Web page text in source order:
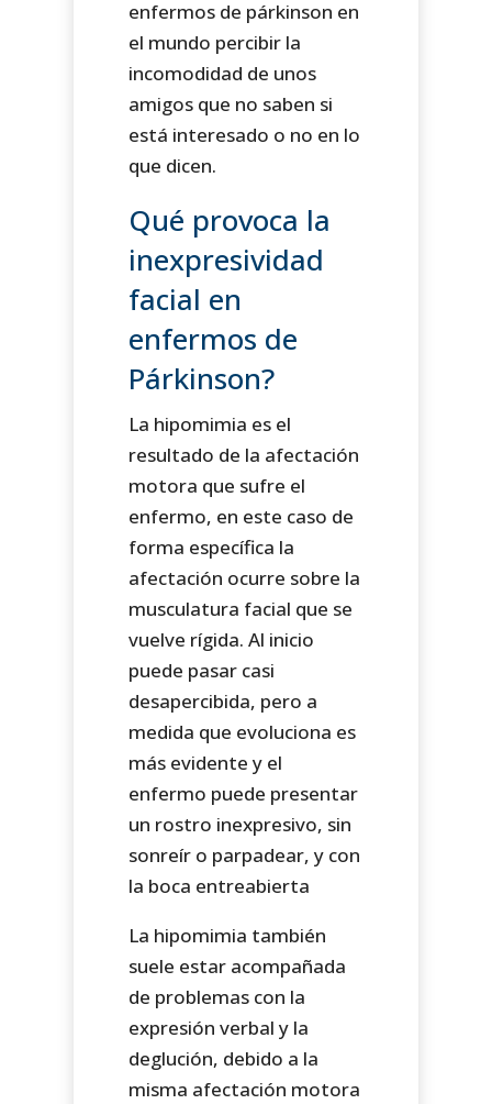
enfermos de párkinson en
el mundo percibir la
incomodidad de unos
amigos que no saben si
está interesado o no en lo
que dicen.
Qué provoca la
inexpresividad
facial en
enfermos de
Párkinson?
La hipomimia es el
resultado de la afectación
motora que sufre el
enfermo, en este caso de
forma específica la
afectación ocurre sobre la
musculatura facial que se
vuelve rígida. Al inicio
puede pasar casi
desapercibida, pero a
medida que evoluciona es
más evidente y el
enfermo puede presentar
un rostro inexpresivo, sin
sonreír o parpadear, y con
la boca entreabierta
La hipomimia también
suele estar acompañada
de problemas con la
expresión verbal y la
deglución, debido a la
misma afectación motora